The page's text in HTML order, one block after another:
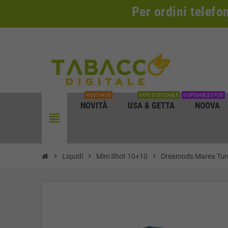
Per ordini
view_headline
NOVITÀ
MUST HAVE
USA & GETTA
VAPE DISPOSABLE
NOOVA
DISPOSABLE E POD
chevron_right Liquidi chevron_right Mini Shot 10+10 chevron_right Dreamods Marea